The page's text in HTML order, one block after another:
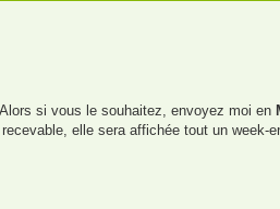
si vous le souhaitez, envoyez moi en
elle sera affichée tout un week-